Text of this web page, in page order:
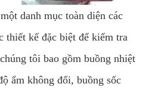
danh mục toàn diện các
thiết kế đặc biệt để kiểm tra
tôi bao gồm buồng nhiệt
ẩm không đổi, buồng sốc